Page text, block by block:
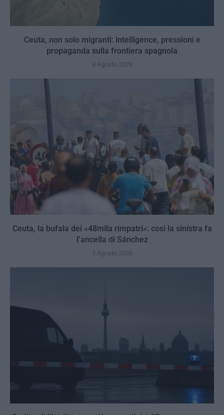
Ceuta, non solo migranti: intelligence, pressioni e
propaganda sulla frontiera spagnola
4 Agosto 2026
Ceuta, la bufala dei «48mila rimpatri»: così la sinistra fa
l’ancella di Sánchez
1 Agosto 2026